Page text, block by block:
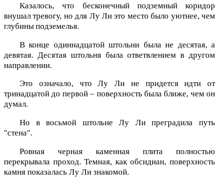
Казалось, что бесконечный подземный коридор
внушал тревогу, но для Лу Ли это место было уютнее, чем
глубины подземелья.
В конце одиннадцатой штольни была не десятая, а
девятая. Десятая штольня была ответвлением в другом
направлении.
Это означало, что Лу Ли не придется идти от
тринадцатой до первой – поверхность была ближе, чем он
думал.
Но в восьмой штольне Лу Ли преградила путь
"стена".
Ровная черная каменная плита полностью
перекрывала проход. Темная, как обсидиан, поверхность
камня показалась Лу Ли знакомой.